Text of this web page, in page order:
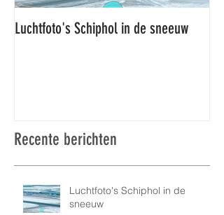
Luchtfoto's Schiphol in de sneeuw
Recente berichten
Luchtfoto's Schiphol in de
sneeuw